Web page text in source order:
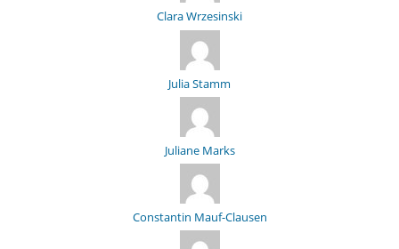
Clara Wrzesinski
Julia Stamm
Juliane Marks
Constantin Mauf-Clausen